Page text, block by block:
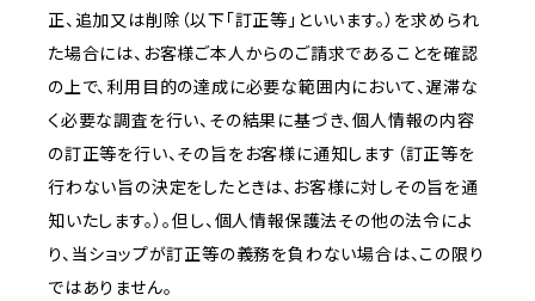
正、追加又は削除（以下「訂正等」といいます。）を求められ
た場合には、お客様ご本人からのご請求であることを確認
の上で、利用目的の達成に必要な範囲内において、遅滞な
く必要な調査を行い、その結果に基づき、個人情報の内容
の訂正等を行い、その旨をお客様に通知します（訂正等を
行わない旨の決定をしたときは、お客様に対しその旨を通
知いたします。）。但し、個人情報保護法その他の法令によ
り、当ショップが訂正等の義務を負わない場合は、この限り
ではありません。